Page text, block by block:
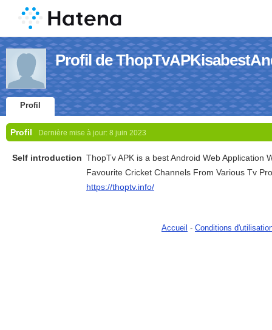
Profil de
Profil
Profil Dernière mise à jour: 8 juin 2023
Self introduction ThopTv APK is a best Android Web Application
Favourite Cricket Channels From Various Tv
https://thoptv.info/
Accueil - Conditions